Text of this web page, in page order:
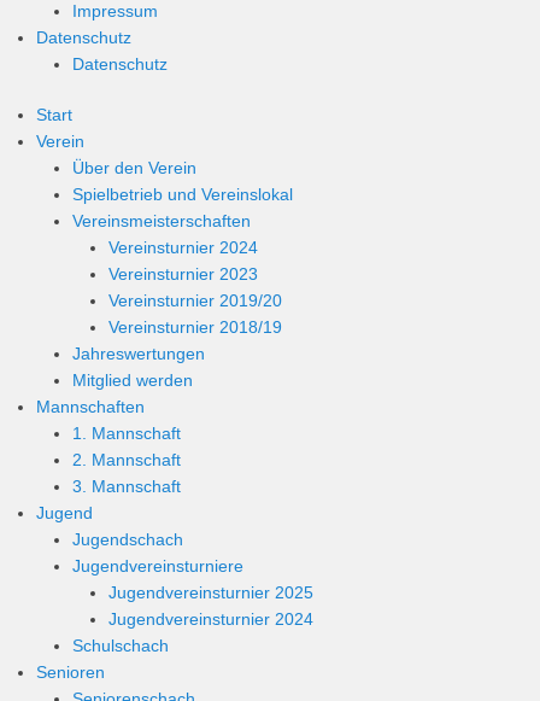
Impressum
Datenschutz
Datenschutz
Start
Verein
Über den Verein
Spielbetrieb und Vereinslokal
Vereinsmeisterschaften
Vereinsturnier 2024
Vereinsturnier 2023
Vereinsturnier 2019/20
Vereinsturnier 2018/19
Jahreswertungen
Mitglied werden
Mannschaften
1. Mannschaft
2. Mannschaft
3. Mannschaft
Jugend
Jugendschach
Jugendvereinsturniere
Jugendvereinsturnier 2025
Jugendvereinsturnier 2024
Schulschach
Senioren